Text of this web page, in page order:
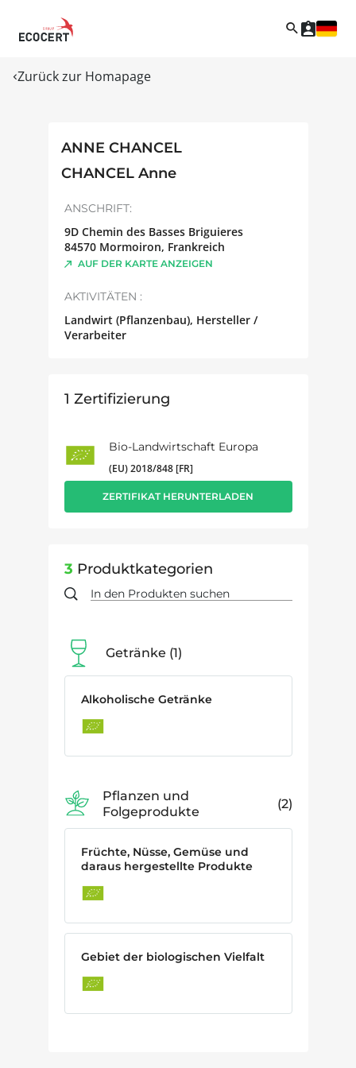
Zurück zur Homapage
ANNE CHANCEL
CHANCEL Anne
ANSCHRIFT:
9D Chemin des Basses Briguieres
84570 Mormoiron, Frankreich
AUF DER KARTE ANZEIGEN
AKTIVITÄTEN :
Landwirt (Pflanzenbau), Hersteller /
Verarbeiter
1 Zertifizierung
Bio-Landwirtschaft Europa
(EU) 2018/848 [FR]
ZERTIFIKAT HERUNTERLADEN
3 Produktkategorien
Getränke 1
Alkoholische Getränke
Pflanzen und
Folgeprodukte
2
Früchte, Nüsse, Gemüse und
daraus hergestellte Produkte
Gebiet der biologischen Vielfalt